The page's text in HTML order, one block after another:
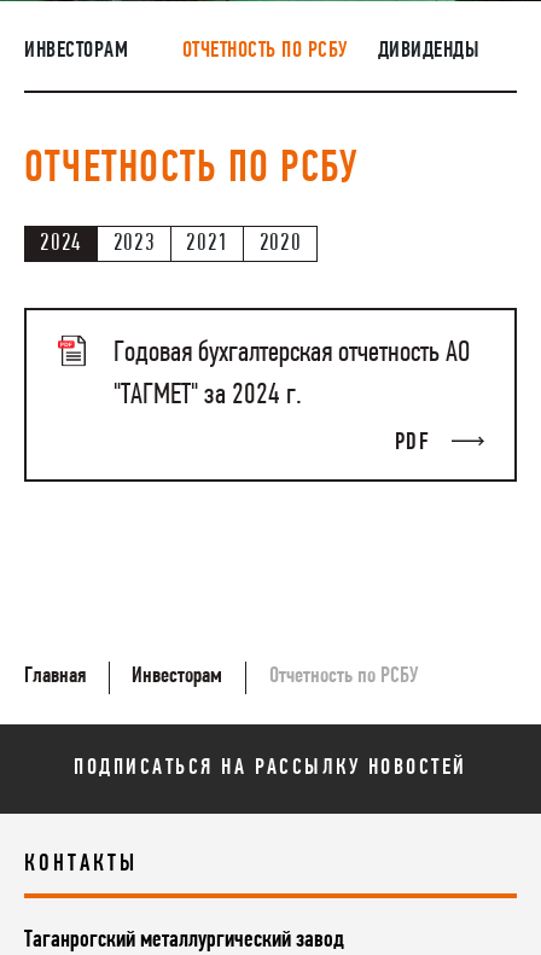
НАШИ ЛЮДИ
ОКРУЖАЮЩАЯ СРЕДА
ЗАКУПКИ
ИНВЕСТОРАМ ОТЧЕТНОСТЬ ПО РСБУ ДИВИДЕНДЫ
ОТЧЕТНОСТЬ ПО РСБУ
2024 2023 2021 2020
Годовая бухгалтерская отчетность АО
"ТАГМЕТ" за 2024 г.
PDF
Главная Инвесторам Отчетность по РСБУ
ПОДПИСАТЬСЯ НА РАССЫЛКУ НОВОСТЕЙ
КОНТАКТЫ
Таганрогский металлургический завод